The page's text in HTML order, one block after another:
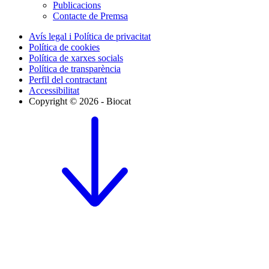
Publicacions
Contacte de Premsa
Avís legal i Política de privacitat
Política de cookies
Política de xarxes socials
Política de transparència
Perfil del contractant
Accessibilitat
Copyright © 2026 - Biocat